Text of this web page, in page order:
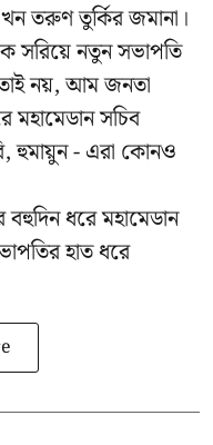
তরুণ তুর্কির জমানা।
সরিয়ে নতুন সভাপতি
নয়, আম জনতা
মহামেডান সচিব
হুমায়ুন - এরা কোনও
বহুদিন ধরে মহামেডান
হাত ধরে